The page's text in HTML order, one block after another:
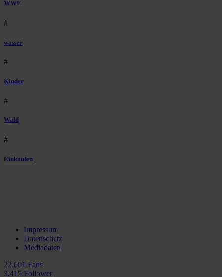
WWF
#
wasser
#
Kinder
#
Wald
#
Einkaufen
Impressum
Datenschutz
Mediadaten
22.601 Fans
3.415 Follower